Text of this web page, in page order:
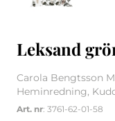
Leksand
Carola Bengtsson
Heminredning,
Art. nr: 3761-62-01-58